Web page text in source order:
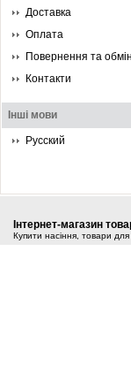
Доставка
Оплата
Повернення та обмін
Контакти
Інші мови
Русский
Інтернет-магазин
Купити насіння, товари